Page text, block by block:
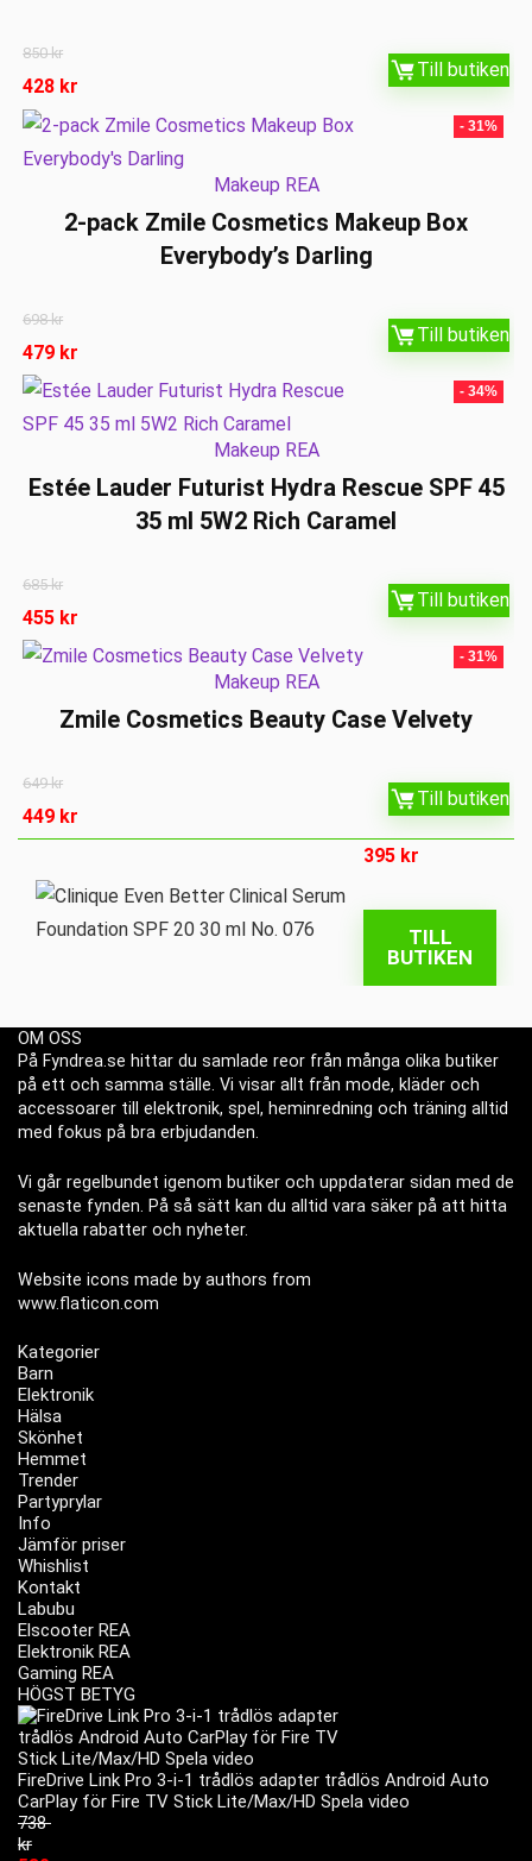
850kr
428 kr
Till butiken
- 31%
Makeup REA
2-pack Zmile Cosmetics Makeup Box
Everybody’s Darling
698kr
479 kr
Till butiken
- 34%
Makeup REA
Estée Lauder Futurist Hydra Rescue SPF 45
35 ml 5W2 Rich Caramel
685kr
455 kr
Till butiken
- 31%
Makeup REA
Zmile Cosmetics Beauty Case Velvety
649kr
449 kr
Till butiken
395 kr
TILL
BUTIKEN
OM OSS
På Fyndrea.se hittar du samlade reor från många olika butiker
på ett och samma ställe. Vi visar allt från mode, kläder och
accessoarer till elektronik, spel, heminredning och träning alltid
med fokus på bra erbjudanden.
Vi går regelbundet igenom butiker och uppdaterar sidan med de
senaste fynden. På så sätt kan du alltid vara säker på att hitta
aktuella rabatter och nyheter.
Website icons made by authors from
www.flaticon.com
Kategorier
Barn
Elektronik
Hälsa
Skönhet
Hemmet
Trender
Partyprylar
Info
Jämför priser
Whishlist
Kontakt
Labubu
Elscooter REA
Elektronik REA
Gaming REA
HÖGST BETYG
FireDrive Link Pro 3-i-1 trådlös adapter trådlös Android Auto
CarPlay för Fire TV Stick Lite/Max/HD Spela video
738
kr